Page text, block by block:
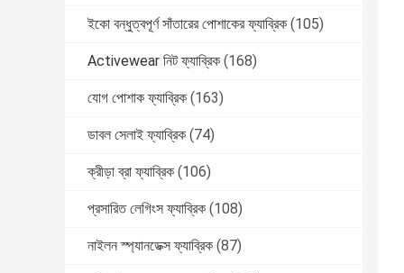
ইকো বন্ধুত্বপূর্ণ সাঁতারের পোশাকের ফ্যাব্রিক (105)
Activewear নিট ফ্যাব্রিক (168)
যোগ পোশাক ফ্যাব্রিক (163)
ডাবল সেলাই ফ্যাব্রিক (74)
ক্রীড়া ব্রা ফ্যাব্রিক (106)
প্রসারিত লেগিংস ফ্যাব্রিক (108)
নাইলন স্প্যানডেক্স ফ্যাব্রিক (87)